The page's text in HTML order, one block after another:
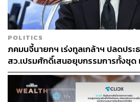
Standard QR Code เชื่อมโยงบริกา
ธนาคาร
อธิบายง่ายๆ QR Code คือ รหัสชนิ
จากบาร์โค้ด (barcode) แต่ใช้งานง่าย
มากกว่า ปัจจุบันนิยมนำมาใช้หลายรู
ทางการรับชำระเงินที่ร้านค้า เข้าถึงข้
POLITICS
ภคมนจี้นายกฯ เร่งทูลเกล้าฯ ปลดปร
สว.เปรมศักดิ์เสนอยุบกรรมการทั้งชุด